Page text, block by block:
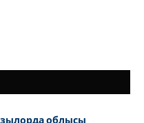
облысы